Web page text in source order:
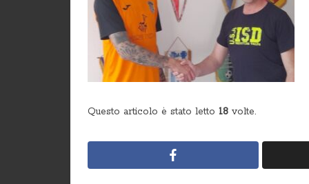
Questo articolo è stato letto 18 volte.